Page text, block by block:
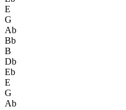
E
G
Ab
Bb
B
Db
Eb
E
G
Ab